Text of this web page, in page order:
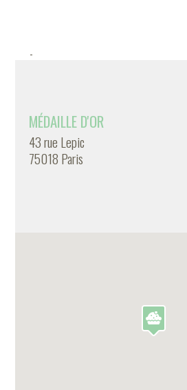
-
MÉDAILLE D'OR
43 rue Lepic
75018 Paris